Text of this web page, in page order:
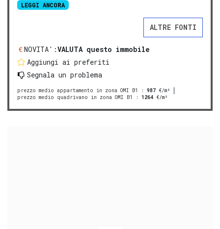
LEGGI ANCORA
ALTRE FONTI
NOVITA':VALUTA questo immobile
Aggiungi ai preferiti
Segnala un problema
prezzo medio appartamento in zona OMI B1 : 987 €/m²
prezzo medio quadrivano in zona OMI B1
: 1264 €/m²